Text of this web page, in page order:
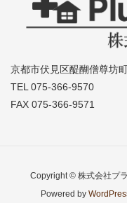
京都市伏見区醍醐僧尊坊
TEL 075-366-9570
FAX 075-366-9571
Copyright © 株式会社プ
Powered by